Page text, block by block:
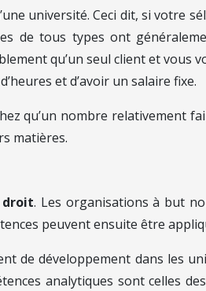
université. Ceci dit, si votre
de tous types ont
qu’un seul client et
et d’avoir un salaire fixe.
qu’un nombre relativement
matières.
droit. Les organisations à but
peuvent ensuite être
de développement dans les
analytiques sont celles